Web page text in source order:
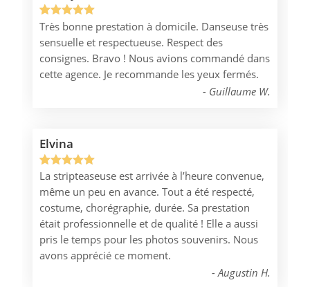
Noté5.00
sur 5
basé sur
1
notation
Très bonne prestation à domicile. Danseuse très
sensuelle et respectueuse. Respect des
consignes. Bravo ! Nous avions commandé dans
cette agence. Je recommande les yeux fermés.
Guillaume W.
Elvina
Noté5.00
sur 5
basé sur
1
notation
client
La stripteaseuse est arrivée à l’heure convenue,
même un peu en avance. Tout a été respecté,
costume, chorégraphie, durée. Sa prestation
était professionnelle et de qualité ! Elle a aussi
pris le temps pour les photos souvenirs. Nous
avons apprécié ce moment.
Augustin H.